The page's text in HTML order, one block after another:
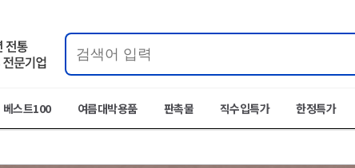
베스트100 여름대박용품 판촉물 직수입특가 한정특가